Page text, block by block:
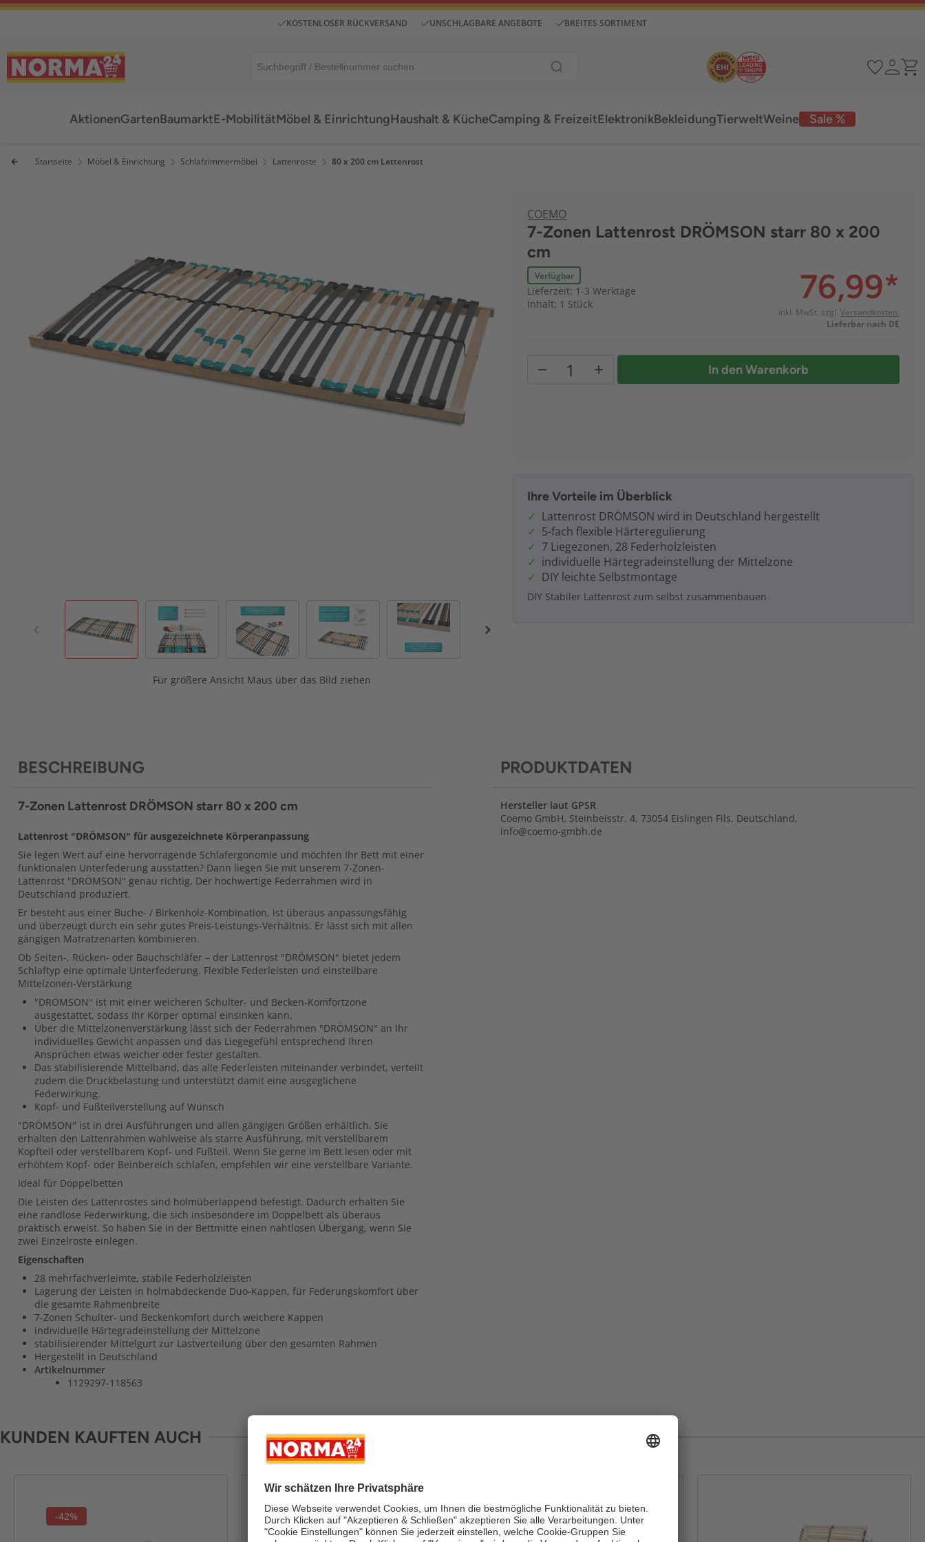
KOSTENLOSER RÜCKVERSAND UNSCHLAGBARE ANGEBOTE BREITES SORTIMENT
AktionenGartenBaumarktE-MobilitätMöbel & EinrichtungHaushalt & KücheCamping & Freizeit Sale %
ElektronikBekleidungTierweltWeine
Startseite Möbel & Einrichtung Schlafzimmermöbel Lattenroste 80 x 200 cm Lattenrost
Für größere Ansicht Maus über das Bild ziehen
COEMO
7-Zonen Lattenrost DRÖMSON starr 80 x 200
cm
Verfügbar
Lieferzeit: 1-3 Werktage
Inhalt: 1 Stück
76,99*
inkl. MwSt. zzgl. Versandkosten:
Lieferbar nach DE
In den Warenkorb
Ihre Vorteile im Überblick
Lattenrost DRÖMSON wird in Deutschland hergestellt
5-fach flexible Härteregulierung
7 Liegezonen, 28 Federholzleisten
individuelle Härtegradeinstellung der Mittelzone
DIY leichte Selbstmontage
DIY Stabiler Lattenrost zum selbst zusammenbauen
BESCHREIBUNG
7-Zonen Lattenrost DRÖMSON starr 80 x 200 cm
Lattenrost "DRÖMSON" für ausgezeichnete Körperanpassung
Sie legen Wert auf eine hervorragende Schlafergonomie und möchten Ihr Bett mit einer
funktionalen Unterfederung ausstatten? Dann liegen Sie mit unserem 7-Zonen-
Lattenrost "DRÖMSON" genau richtig. Der hochwertige Federrahmen wird in
Deutschland produziert.
Er besteht aus einer Buche- / Birkenholz-Kombination, ist überaus anpassungsfähig
und überzeugt durch ein sehr gutes Preis-Leistungs-Verhältnis. Er lässt sich mit allen
gängigen Matratzenarten kombinieren.
Ob Seiten-, Rücken- oder Bauchschläfer – der Lattenrost "DRÖMSON" bietet jedem
Schlaftyp eine optimale Unterfederung. Flexible Federleisten und einstellbare
Mittelzonen-Verstärkung
"DRÖMSON" ist mit einer weicheren Schulter- und Becken-Komfortzone
ausgestattet, sodass Ihr Körper optimal einsinken kann.
Über die Mittelzonenverstärkung lässt sich der Federrahmen "DRÖMSON" an Ihr
individuelles Gewicht anpassen und das Liegegefühl entsprechend Ihren
Ansprüchen etwas weicher oder fester gestalten.
Das stabilisierende Mittelband, das alle Federleisten miteinander verbindet, verteilt
zudem die Druckbelastung und unterstützt damit eine ausgeglichene
Federwirkung.
Kopf- und Fußteilverstellung auf Wunsch
"DRÖMSON" ist in drei Ausführungen und allen gängigen Größen erhältlich. Sie
erhalten den Lattenrahmen wahlweise als starre Ausführung, mit verstellbarem
Kopfteil oder verstellbarem Kopf- und Fußteil. Wenn Sie gerne im Bett lesen oder mit
erhöhtem Kopf- oder Beinbereich schlafen, empfehlen wir eine verstellbare Variante.
Ideal für Doppelbetten
Die Leisten des Lattenrostes sind holmüberlappend befestigt. Dadurch erhalten Sie
eine randlose Federwirkung, die sich insbesondere im Doppelbett als überaus
praktisch erweist. So haben Sie in der Bettmitte einen nahtlosen Übergang, wenn Sie
zwei Einzelroste einlegen.
Eigenschaften
28 mehrfachverleimte, stabile Federholzleisten
Lagerung der Leisten in holmabdeckende Duo-Kappen, für Federungskomfort über
die gesamte Rahmenbreite
7-Zonen Schulter- und Beckenkomfort durch weichere Kappen
individuelle Härtegradeinstellung der Mittelzone
stabilisierender Mittelgurt zur Lastverteilung über den gesamten Rahmen
Hergestellt in Deutschland
Artikelnummer
1129297-118563
PRODUKTDATEN
Hersteller laut GPSR
Coemo GmbH, Steinbeisstr. 4, 73054 Eislingen Fils, Deutschland,
info@coemo-gmbh.de
KUNDEN KAUFTEN AUCH
-42% -48%